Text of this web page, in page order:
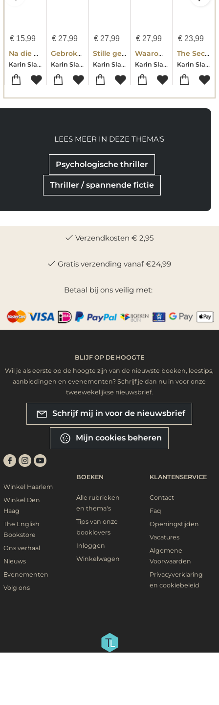
€15,99
Na die nacht
Karin Slaughter
€27,99
Gebroken engelen
Karin Slaughter
€ 27,99
Stille geheimen
Karin Slaughter
€ 27,99
Waarom we logen
Karin Slaughter
€ 23,99
The Secrets We Hide
Karin Slaughter
Psychologische thriller
Thriller / spannende fictie
LEES MEER IN DEZE THEMA'S
Verzendkosten € 2,95
Gratis verzending vanaf €24,99
Betaal bij ons veilig met:
BLIJF OP DE HOOGTE
Wil je als eerste op de hoogte zijn van de nieuwste boeken, leestips,
aanbiedingen en evenementen? Schrijf je dan nu in voor onze
tweewekelijkse nieuwsbrief.
Schrijf mij in voor de nieuwsbrief
Mijn cookies beheren
Winkel Haarlem
Winkel Den
Haag
The English
Bookstore
Ons verhaal
Nieuws
Evenementen
Volg ons
BOEKEN
Alle rubrieken
en thema's
Tips van onze
booklovers
Inloggen
Winkelwagen
KLANTENSERVICE
Contact
Faq
Openingstijden
Vacatures
Algemene
Voorwaarden
Privacyverklaring
en cookiebeleid